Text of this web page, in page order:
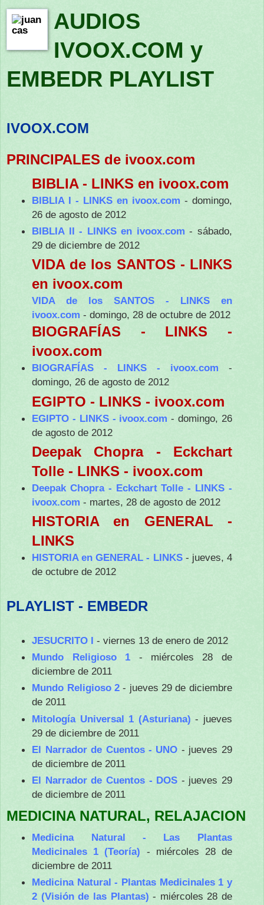
AUDIOS
IVOOX.COM y
EMBEDR PLAYLIST
IVOOX.COM
PRINCIPALES de ivoox.com
BIBLIA - LINKS en ivoox.com
BIBLIA I - LINKS en ivoox.com - domingo,
26 de agosto de 2012
BIBLIA II - LINKS en ivoox.com - sábado,
29 de diciembre de 2012
VIDA de los SANTOS - LINKS
en ivoox.com
VIDA de los SANTOS - LINKS en
ivoox.com - domingo, 28 de octubre de 2012
BIOGRAFÍAS - LINKS -
ivoox.com
BIOGRAFÍAS - LINKS - ivoox.com -
domingo, 26 de agosto de 2012
EGIPTO - LINKS - ivoox.com
EGIPTO - LINKS - ivoox.com - domingo, 26
de agosto de 2012
Deepak Chopra - Eckchart
Tolle - LINKS - ivoox.com
Deepak Chopra - Eckchart Tolle - LINKS -
ivoox.com - martes, 28 de agosto de 2012
HISTORIA en GENERAL -
LINKS
HISTORIA en GENERAL - LINKS- jueves, 4
de octubre de 2012
PLAYLIST - EMBEDR
JESUCRITO I - viernes 13 de enero de 2012
Mundo Religioso 1 - miércoles 28 de
diciembre de 2011
Mundo Religioso 2 - jueves 29 de diciembre
de 2011
Mitología Universal 1 (Asturiana) - jueves
29 de diciembre de 2011
El Narrador de Cuentos - UNO - jueves 29
de diciembre de 2011
El Narrador de Cuentos - DOS - jueves 29
de diciembre de 2011
MEDICINA NATURAL, RELAJACION
Medicina Natural - Las Plantas
Medicinales 1 (Teoría) - miércoles 28 de
diciembre de 2011
Medicina Natural - Plantas Medicinales 1 y
2 (Visión de las Plantas) - miércoles 28 de